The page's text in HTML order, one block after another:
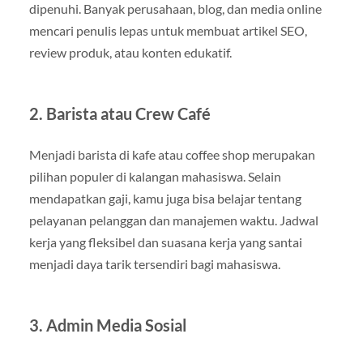
dipenuhi. Banyak perusahaan, blog, dan media online
mencari penulis lepas untuk membuat artikel SEO,
review produk, atau konten edukatif.
2. Barista atau Crew Café
Menjadi barista di kafe atau coffee shop merupakan
pilihan populer di kalangan mahasiswa. Selain
mendapatkan gaji, kamu juga bisa belajar tentang
pelayanan pelanggan dan manajemen waktu. Jadwal
kerja yang fleksibel dan suasana kerja yang santai
menjadi daya tarik tersendiri bagi mahasiswa.
3. Admin Media Sosial